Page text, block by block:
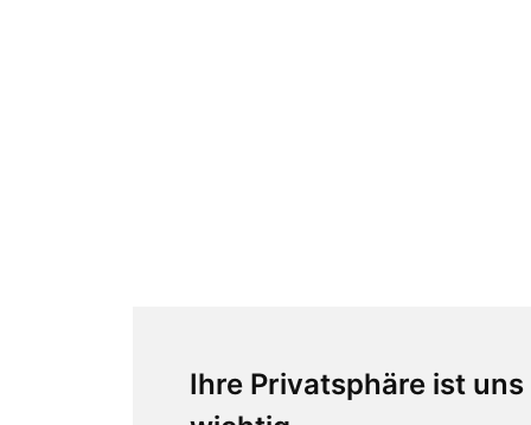
Ihre Privatsphäre ist uns